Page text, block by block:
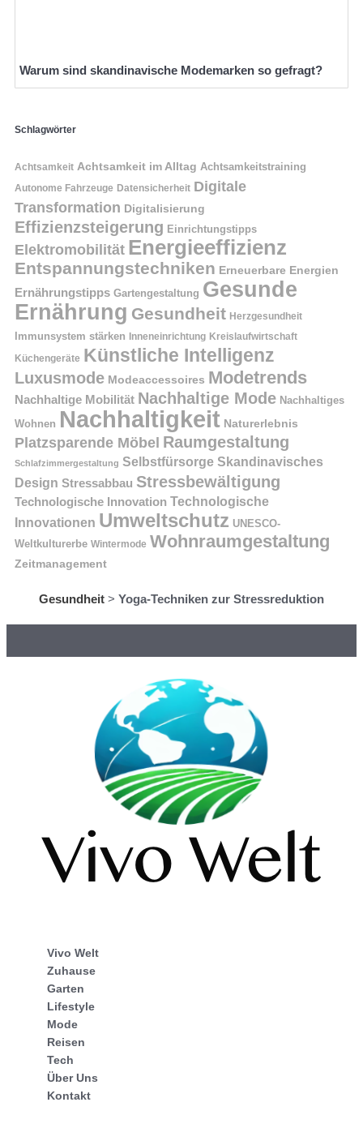
Warum sind skandinavische Modemarken so gefragt?
Schlagwörter
Achtsamkeit Achtsamkeit im Alltag Achtsamkeitstraining
Autonome Fahrzeuge Datensicherheit Digitale
Transformation Digitalisierung
Effizienzsteigerung Einrichtungstipps
Elektromobilität Energieeffizienz
Entspannungstechniken Erneuerbare Energien
Ernährungstipps Gartengestaltung Gesunde
Ernährung Gesundheit Herzgesundheit
Immunsystem stärken Inneneinrichtung Kreislaufwirtschaft
Küchengeräte Künstliche Intelligenz
Luxusmode Modeaccessoires Modetrends
Nachhaltige Mobilität Nachhaltige Mode Nachhaltiges
Wohnen Nachhaltigkeit Naturerlebnis
Platzsparende Möbel Raumgestaltung
Schlafzimmergestaltung Selbstfürsorge Skandinavisches
Design Stressabbau Stressbewältigung
Technologische Innovation Technologische
Innovationen Umweltschutz UNESCO-
Weltkulturerbe Wintermode Wohnraumgestaltung
Zeitmanagement
Gesundheit > Yoga-Techniken zur Stressreduktion
Vivo Welt
Zuhause
Garten
Lifestyle
Mode
Reisen
Tech
Über Uns
Kontakt